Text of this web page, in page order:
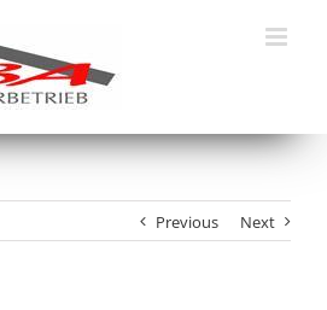
Previous Next